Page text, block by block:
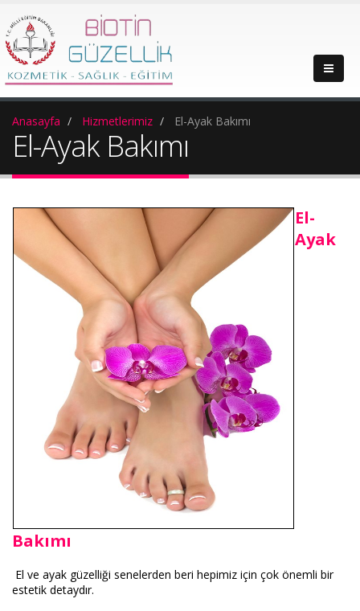
Anasayfa Hizmetlerimiz El-Ayak Bakımı
El-Ayak Bakımı
El-
Ayak
Bakımı
El ve ayak güzelliği senelerden beri hepimiz için çok önemli bir
estetik detaydır.